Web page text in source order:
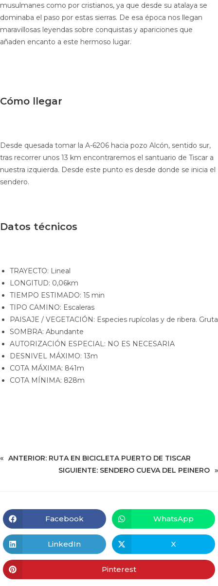
musulmanes como por cristianos, ya que desde su atalaya se
dominaba el paso por estas sierras. De esa época nos llegan
maravillosas leyendas sobre conquistas y apariciones que
añaden encanto a este hermoso lugar.
Cómo llegar
Desde quesada tomar la A-6206 hacia pozo Alcón, sentido sur,
tras recorrer unos 13 km encontraremos el santuario de Tiscar a
nuestra izquierda. Desde este punto es desde donde se inicia el
sendero.
Datos técnicos
TRAYECTO: Lineal
LONGITUD: 0,06km
TIEMPO ESTIMADO: 15 min
TIPO CAMINO: Escaleras
PAISAJE / VEGETACIÓN: Especies rupícolas y de ribera. Gruta
SOMBRA: Abundante
AUTORIZACIÓN ESPECIAL: NO ES NECESARIA
DESNIVEL MÁXIMO: 13m
COTA MÁXIMA: 841m
COTA MÍNIMA: 828m
« ANTERIOR: RUTA EN BICICLETA PUERTO DE TISCAR
SIGUIENTE: SENDERO CUEVA DEL PEINERO »
Facebook WhatsApp
LinkedIn X
Pinterest